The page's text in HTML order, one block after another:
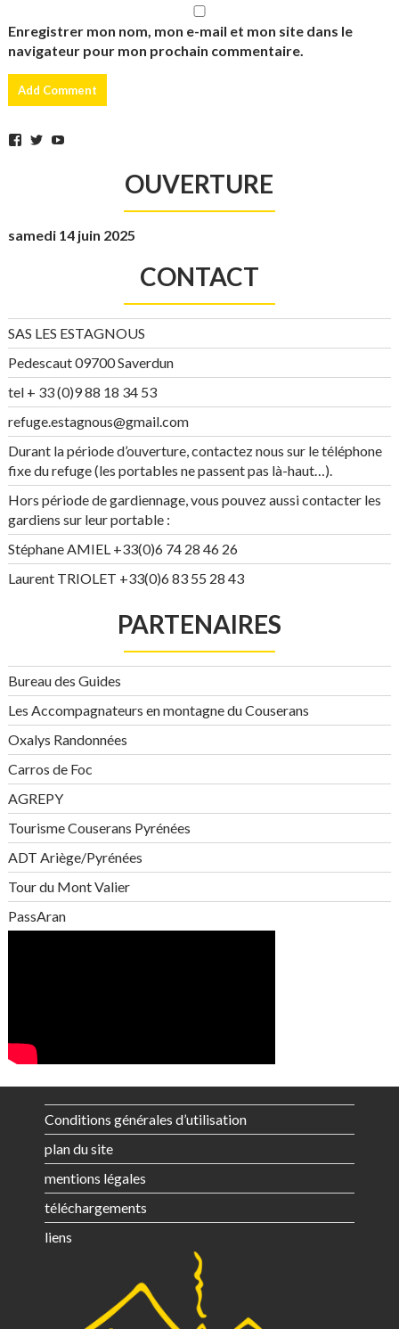
Enregistrer mon nom, mon e-mail et mon site dans le
navigateur pour mon prochain commentaire.
Facebook
TwitterYouTube
OUVERTURE
samedi 14 juin 2025
CONTACT
SAS LES ESTAGNOUS
Pedescaut 09700 Saverdun
tel + 33 (0)9 88 18 34 53
refuge.estagnous@gmail.com
Durant la période d’ouverture, contactez nous sur le téléphone
fixe du refuge (les portables ne passent pas là-haut…).
Hors période de gardiennage, vous pouvez aussi contacter les
gardiens sur leur portable :
Stéphane AMIEL +33(0)6 74 28 46 26
Laurent TRIOLET +33(0)6 83 55 28 43
PARTENAIRES
Bureau des Guides
Les Accompagnateurs en montagne du Couserans
Oxalys Randonnées
Carros de Foc
AGREPY
Tourisme Couserans Pyrénées
ADT Ariège/Pyrénées
Tour du Mont Valier
PassAran
Conditions générales d’utilisation
plan du site
mentions légales
téléchargements
liens